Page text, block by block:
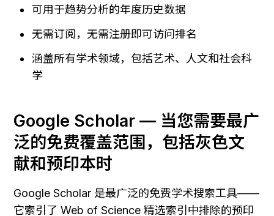
可用于趋势分析的年度历史数据
无需订阅，无需注册即可访问排名
涵盖所有学术领域，包括艺术、人文和社会科
学
Google Scholar — 当您需要最广
泛的免费覆盖范围，包括灰色文
献和预印本时
Google Scholar 是最广泛的免费学术搜索工具——
它索引了 Web of Science 精选索引中排除的预印